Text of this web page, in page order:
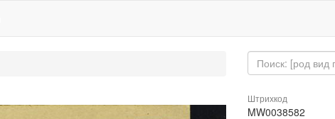
Штрихкод
MW0038582